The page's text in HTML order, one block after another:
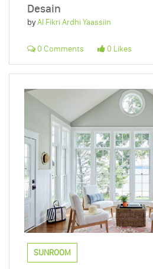
Desain
byAl Fikri Ardhi Yaassiin
0 Comments 0 Likes
SUNROOM